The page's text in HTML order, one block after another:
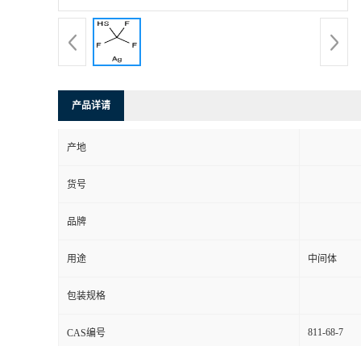
产品详请
产地
货号
品牌
用途 中间体
包装规格
CAS编号 811-68-7